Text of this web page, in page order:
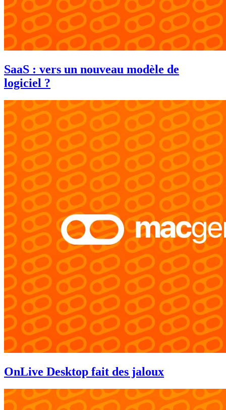
SaaS : vers un nouveau modèle de
logiciel ?
OnLive Desktop fait des jaloux